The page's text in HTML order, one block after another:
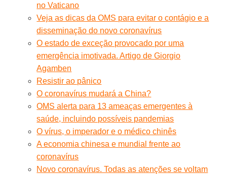
no Vaticano
Veja as dicas da OMS para evitar o contágio e a
disseminação do novo coronavírus
O estado de exceção provocado por uma
emergência imotivada. Artigo de Giorgio
Agamben
Resistir ao pânico
O coronavírus mudará a China?
OMS alerta para 13 ameaças emergentes à
saúde, incluindo possíveis pandemias
O vírus, o imperador e o médico chinês
A economia chinesa e mundial frente ao
coronavírus
Novo coronavírus. Todas as atenções se voltam